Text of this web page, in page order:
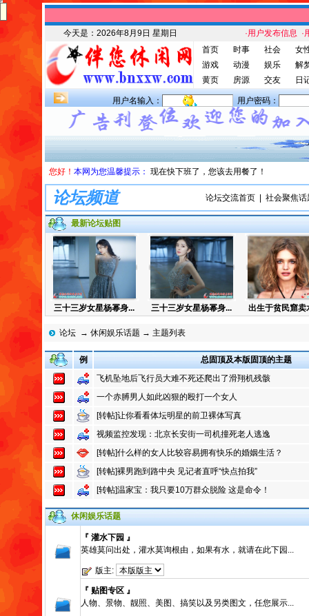
今天是： 2026年8月9日 星期日 ·用户发布信息 ·
首页
时事 社会
女
游戏
动漫 娱乐
解
黄页
房源 交友 日
用户名输入： 用户密码：
您好！ 本网为您温馨提示： 现在快下班了，您该去用餐了！
论坛频道 论坛交流首页| 社会聚焦话
最新论坛贴图
三十三岁女星杨幂身... 三十三岁女星杨幂身... 出生于贫民窟卖
论坛 → 休闲娱乐话题 → 主题列表
例
总固顶及本版固顶的主题
飞机坠地后飞行员大难不死还爬出了滑翔机残骸
一个赤膊男人如此凶狠的殴打一个女人
[转帖]让你看看体坛明星的前卫裸体写真
视频监控发现：北京长安街一司机撞死老人逃逸
[转帖]什么样的女人比较容易拥有快乐的婚姻生活？
[转帖]裸男跑到路中央 见记者直呼“快点拍我”
[转帖]温家宝：我只要10万群众脱险 这是命令！
休闲娱乐话题
『 灌水下园 』
英雄莫问出处，灌水莫询根由，如果有水，就请在此下园...
版主:
『 贴图专区 』
人物、景物、靓照、美图、搞笑以及另类图文，任您展示...